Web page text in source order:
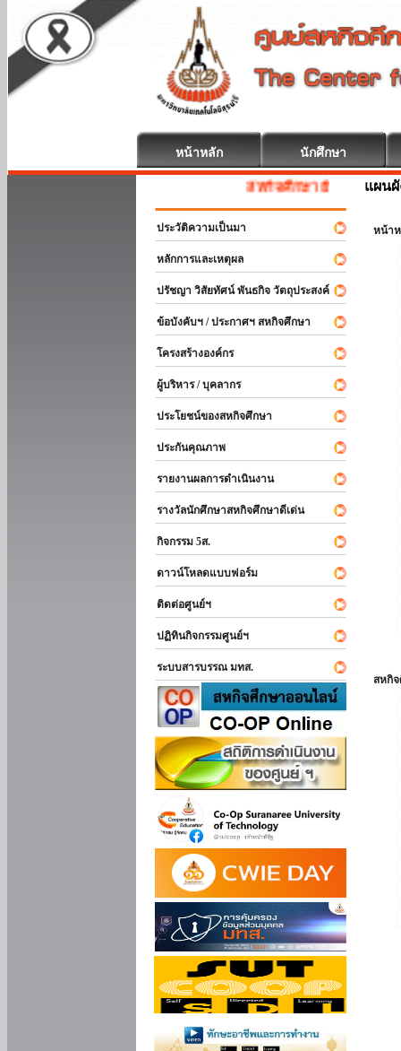
หน้าหลัก นักศึกษา
สหกิจศึกษา ยินดีต้อนรับ
ประวัติความเป็นมา
หลักการและเหตุผล
ปรัชญา วิสัยทัศน์ พันธกิจ วัตถุประสงค์
ข้อบังคับฯ / ประกาศฯ สหกิจศึกษา
โครงสร้างองค์กร
ผู้บริหาร / บุคลากร
ประโยชน์ของสหกิจศึกษา
ประกันคุณภาพ
รายงานผลการดำเนินงาน
รางวัลนักศึกษาสหกิจศึกษาดีเด่น
กิจกรรม 5ส.
ดาวน์โหลดแบบฟอร์ม
ติดต่อศูนย์ฯ
ปฏิทินกิจกรรมศูนย์ฯ
ระบบสารบรรณ มทส.
แผนผั
หน้า
สหกิ